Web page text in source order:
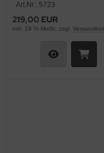
Art.Nr.: 5723
219,00 EUR
inkl. 19 % MwSt. zzgl.